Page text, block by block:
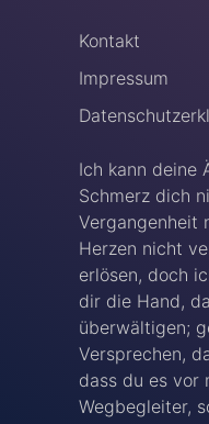
Kontakt
Impressum
Ich kann deine
Schmerz dich
Vergangenheit
Herzen nicht
erlösen, doch
dir die Hand,
überwältigen;
Versprechen,
dass du es vor
Wegbegleiter,